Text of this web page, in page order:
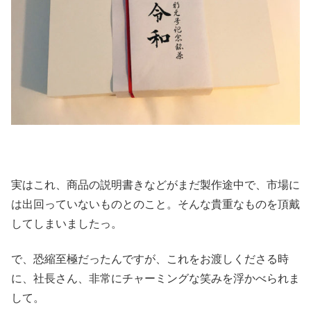
実はこれ、商品の説明書きなどがまだ製作途中で、市場に
は出回っていないものとのこと。そんな貴重なものを頂戴
してしまいましたっ。
で、恐縮至極だったんですが、これをお渡しくださる時
に、社長さん、非常にチャーミングな笑みを浮かべられま
して。